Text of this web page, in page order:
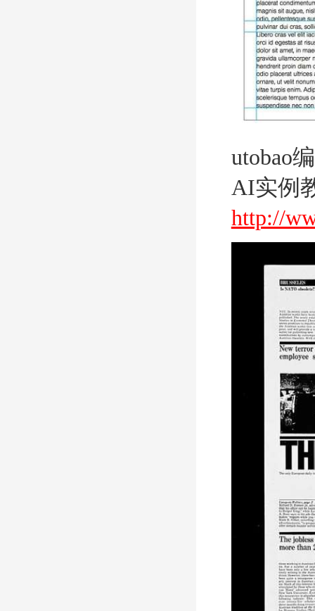
utobao
AI实例
http://